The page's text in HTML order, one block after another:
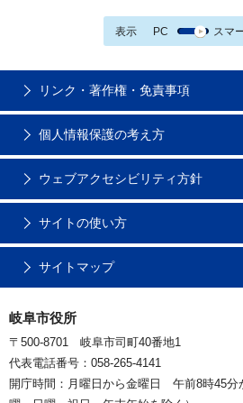
表示 PC スマ
リンク・著作権・免責事項
個人情報保護の考え方
ウェブアクセシビリティ方針
サイトの使い方
サイトマップ
岐阜市役所
〒500-8701 岐阜市司町40番地1
代表電話番号：058-265-4141
開庁時間：月曜日から金曜日 午前8時45分